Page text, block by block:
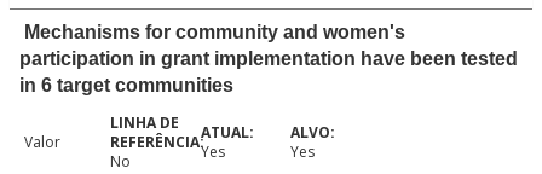
Mechanisms for community and women's
participation in grant implementation have been tested
in 6 target communities
Valor
No
Yes Yes